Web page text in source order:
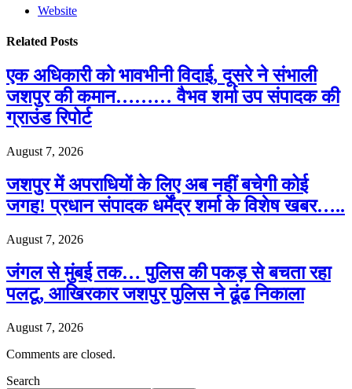
Website
Related Posts
एक अधिकारी को भावभीनी विदाई, दूसरे ने संभाली
जशपुर की कमान……… वैभव शर्मा उप संपादक की
ग्राउंड रिपोर्ट
August 7, 2026
जशपुर में अपराधियों के लिए अब नहीं बचेगी कोई
जगह! प्रधान संपादक धर्मेंद्र शर्मा के विशेष खबर…..
August 7, 2026
जंगल से मुंबई तक… पुलिस की पकड़ से बचता रहा
पलटू, आखिरकार जशपुर पुलिस ने ढूंढ निकाला
August 7, 2026
Comments are closed.
Search